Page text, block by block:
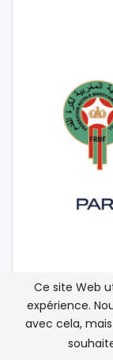
Ce site Web
expérience.
avec cela,